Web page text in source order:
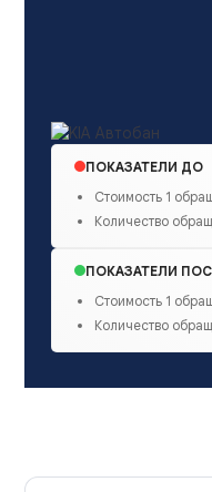
ПОКАЗАТЕЛИ ДО
Стоимость 1
Количество
ПОКАЗАТЕЛИ
Стоимость 1
Количество